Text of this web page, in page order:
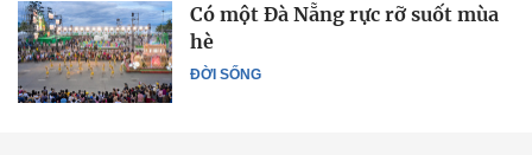
ĐỜI SỐNG
Có một Đà Nẵng rực rỡ suốt mùa
hè